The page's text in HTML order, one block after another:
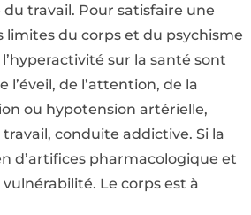
travail. Pour satisfaire une
limites du corps et du psychisme
sur la santé sont
de l’attention, de la
ou hypotension artérielle,
conduite addictive. Si la
d’artifices pharmacologique et
Le corps est à